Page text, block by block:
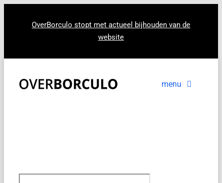
OverBorculo stopt met actueel bijhouden van de
website
menu